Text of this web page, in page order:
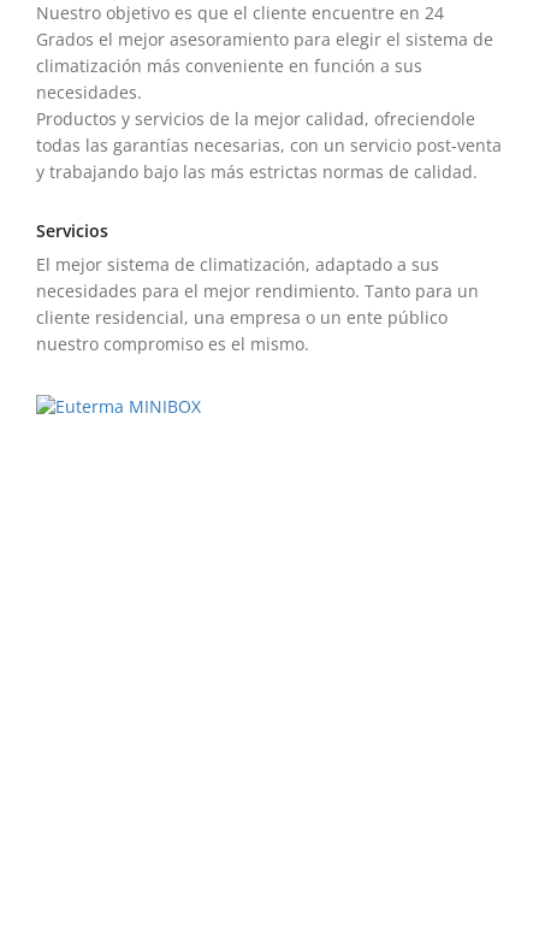
Nuestro objetivo es que el cliente encuentre en 24
Grados el mejor asesoramiento para elegir el sistema de
climatización más conveniente en función a sus
necesidades.
Productos y servicios de la mejor calidad, ofreciendole
todas las garantías necesarias, con un servicio post-venta
y trabajando bajo las más estrictas normas de calidad.
Servicios
El mejor sistema de climatización, adaptado a sus
necesidades para el mejor rendimiento. Tanto para un
cliente residencial, una empresa o un ente público
nuestro compromiso es el mismo.